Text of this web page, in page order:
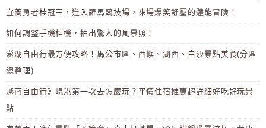
宜蘭勇者桂冠王，進入羅馬競技場，來場爆笑舒壓的體能冒險！
如何調整手機相機，拍出驚人的風景照！
澎湖自由行最方便攻略！馬公市區、西嶼、湖西、白沙景點美食(分區
總整理)
越南自由行》峴港第一次去怎麼玩？平價住宿推薦超詳細好吃好玩景
點